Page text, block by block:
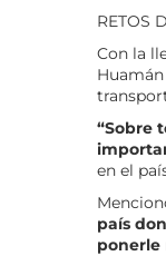
RETOS
Con la
“Sobre
en el
país
ponerle